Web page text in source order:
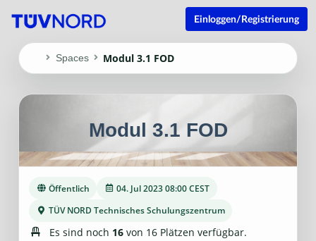
Einloggen/Registrierung
Spaces Modul 3.1 FOD
Modul 3.1 FOD
Öffentlich
04. Jul 2023 08:00 CEST
TÜV NORD Technisches Schulungszentrum
Es sind noch 16von 16 Plätzen verfügbar.